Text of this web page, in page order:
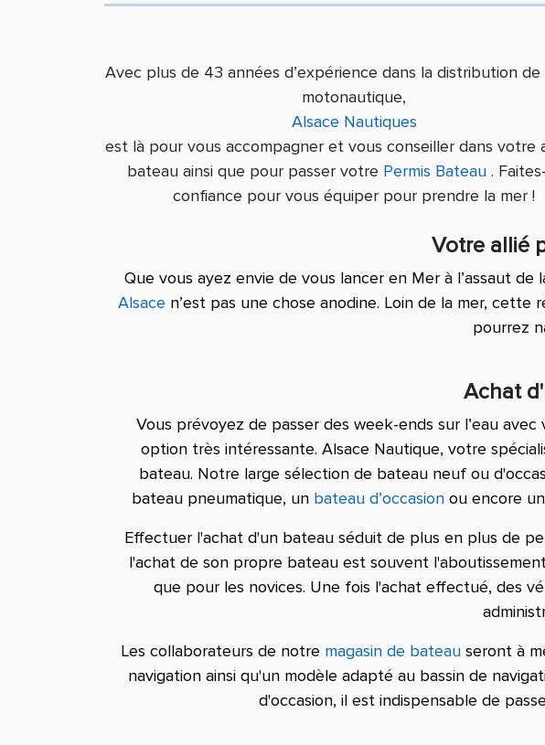
Avec plus de 43 années d’expérience dans la distribution
motonautique,
Alsace Nautiques
est là pour vous accompagner et vous conseiller dans votre
bateau ainsi que pour passer votre Permis Bateau.
confiance pour vous équiper pour prendre la mer !
Votre allié
Que vous ayez envie de vous lancer en Mer à l’assaut
Alsace n’est pas une chose anodine. Loin de la mer,
pourrez
Achat
Vous prévoyez de passer des week-ends sur l’eau
option très intéressante. Alsace Nautique, votre
bateau. Notre large sélection de bateau neuf ou
bateau pneumatique, un bateau d’occasionou encore un
Effectuer l'achat d'un bateau séduit de plus en plus de
l'achat de son propre bateau est souvent
que pour les novices. Une fois l'achat effectué, des
Les collaborateurs de notre magasin de bateauseront à
navigation ainsi qu'un modèle adapté au bassin de
d'occasion, il est indispensable de